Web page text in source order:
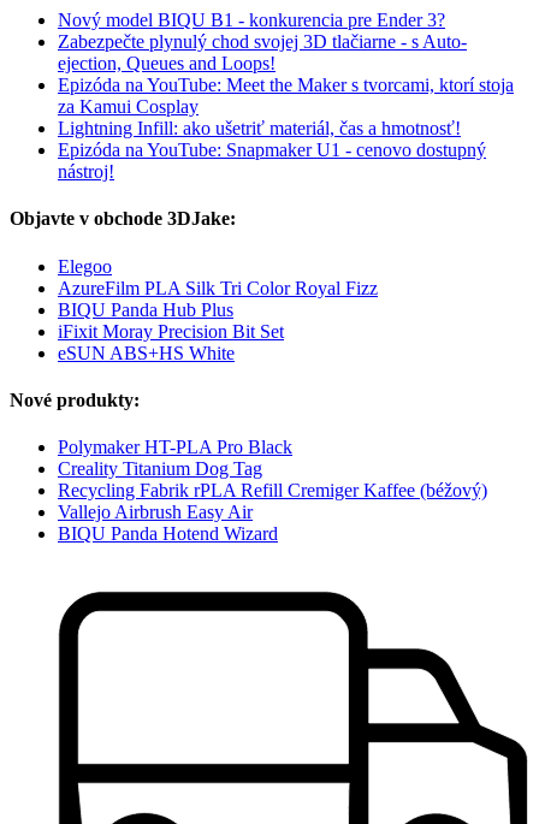
Nový model BIQU B1 - konkurencia pre Ender 3?
Zabezpečte plynulý chod svojej 3D tlačiarne - s Auto-
ejection, Queues and Loops!
Epizóda na YouTube: Meet the Maker s tvorcami, ktorí stoja
za Kamui Cosplay
Lightning Infill: ako ušetriť materiál, čas a hmotnosť!
Epizóda na YouTube: Snapmaker U1 - cenovo dostupný
nástroj!
Objavte v obchode 3DJake:
Elegoo
AzureFilm PLA Silk Tri Color Royal Fizz
BIQU Panda Hub Plus
iFixit Moray Precision Bit Set
eSUN ABS+HS White
Nové produkty:
Polymaker HT-PLA Pro Black
Creality Titanium Dog Tag
Recycling Fabrik rPLA Refill Cremiger Kaffee (béžový)
Vallejo Airbrush Easy Air
BIQU Panda Hotend Wizard